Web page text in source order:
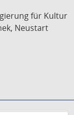
für Kultur
Neustart